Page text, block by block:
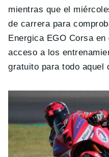
mientras que el
de carrera para
Energica EGO Corsa
acceso a los
gratuito para todo aquel